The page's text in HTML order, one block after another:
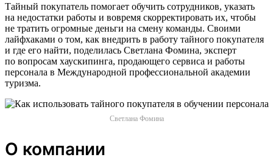
Тайный покупатель помогает обучить сотрудников, указать
на недостатки работы и вовремя скорректировать их, чтобы
не тратить огромные деньги на смену команды. Своими
лайфхаками о том, как внедрить в работу тайного покупателя
и где его найти, поделилась Светлана Фомина, эксперт
по вопросам хаускипинга, продающего сервиса и работы
персонала в Международной профессиональной академии
туризма.
Светлана Фомина
О компании